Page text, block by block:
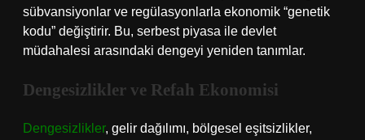
sübvansiyonlar ve regülasyonlarla ekonomik “genetik
kodu” değiştirir. Bu, serbest piyasa ile devlet
müdahalesi arasındaki dengeyi yeniden tanımlar.
Dengesizlikler ve Refah Ekonomisi
Dengesizlikler, gelir dağılımı, bölgesel eşitsizlikler,